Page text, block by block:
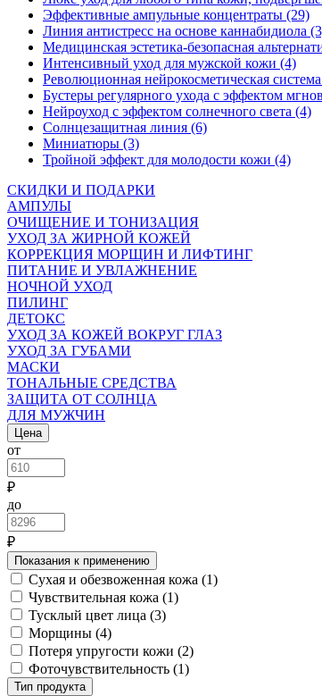
Эффективные ампульные концентраты (29)
Линия антистресс на основе каннабидиола
Медицинская эстетика-безопасная
Интенсивный уход для мужской кожи (4)
Революционная нейрокосметическая
Бустеры регулярного ухода с эффектом
Нейроуход с эффектом солнечного света (4)
Солнцезащитная линия (6)
Миниатюры (3)
Тройной эффект для молодости кожи (4)
СКИДКИ И ПОДАРКИ
АМПУЛЫ
ОЧИЩЕНИЕ И ТОНИЗАЦИЯ
УХОД ЗА ЖИРНОЙ КОЖЕЙ
КОРРЕКЦИЯ МОРЩИН И ЛИФТИНГ
ПИТАНИЕ И УВЛАЖНЕНИЕ
НОЧНОЙ УХОД
ПИЛИНГ
ДЕТОКС
УХОД ЗА КОЖЕЙ ВОКРУГ ГЛАЗ
УХОД ЗА ГУБАМИ
МАСКИ
ТОНАЛЬНЫЕ СРЕДСТВА
ЗАЩИТА ОТ СОЛНЦА
ДЛЯ МУЖЧИН
Цена
от
₽
до
₽
Показания к применению
Сухая и обезвоженная кожа (1)
Чувствительная кожа (1)
Тусклый цвет лица (3)
Морщины (4)
Потеря упругости кожи (2)
Фоточувствительность (1)
Тип продукта